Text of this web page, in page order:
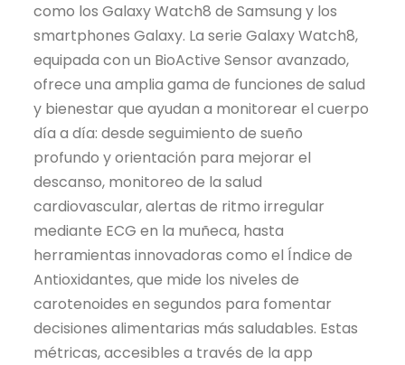
como los Galaxy Watch8 de Samsung y los
smartphones Galaxy. La serie Galaxy Watch8,
equipada con un BioActive Sensor avanzado,
ofrece una amplia gama de funciones de salud
y bienestar que ayudan a monitorear el cuerpo
día a día: desde seguimiento de sueño
profundo y orientación para mejorar el
descanso, monitoreo de la salud
cardiovascular, alertas de ritmo irregular
mediante ECG en la muñeca, hasta
herramientas innovadoras como el Índice de
Antioxidantes, que mide los niveles de
carotenoides en segundos para fomentar
decisiones alimentarias más saludables. Estas
métricas, accesibles a través de la app